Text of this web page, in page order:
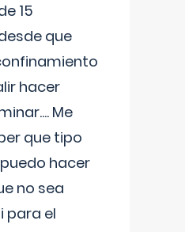
15
que
hacer
Me
que tipo
hacer
no sea
para el